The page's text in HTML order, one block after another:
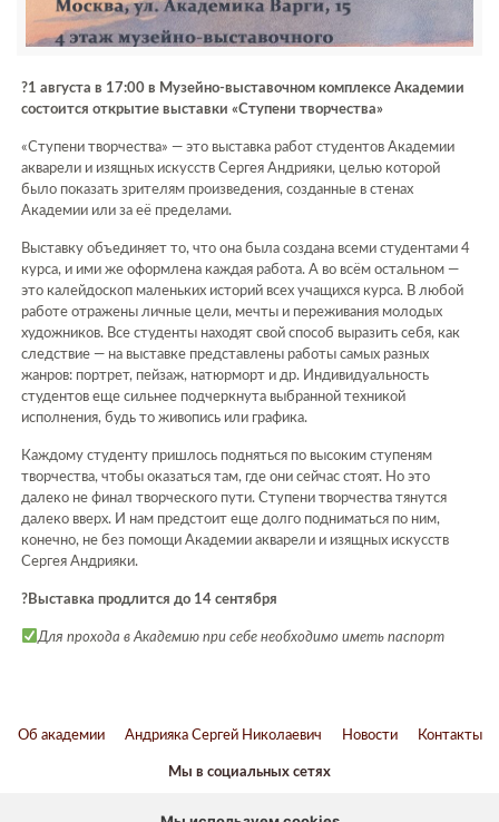
?1 августа в 17:00 в Музейно-выставочном комплексе Академии
состоится открытие выставки «Ступени творчества»
«Ступени творчества» — это выставка работ студентов Академии
акварели и изящных искусств Сергея Андрияки, целью которой
было показать зрителям произведения, созданные в стенах
Академии или за её пределами.
Выставку объединяет то, что она была создана всеми студентами 4
курса, и ими же оформлена каждая работа. А во всём остальном —
это калейдоскоп маленьких историй всех учащихся курса. В любой
работе отражены личные цели, мечты и переживания молодых
художников. Все студенты находят свой способ выразить себя, как
следствие — на выставке представлены работы самых разных
жанров: портрет, пейзаж, натюрморт и др. Индивидуальность
студентов еще сильнее подчеркнута выбранной техникой
исполнения, будь то живопись или графика.
Каждому студенту пришлось подняться по высоким ступеням
творчества, чтобы оказаться там, где они сейчас стоят. Но это
далеко не финал творческого пути. Ступени творчества тянутся
далеко вверх. И нам предстоит еще долго подниматься по ним,
конечно, не без помощи Академии акварели и изящных искусств
Сергея Андрияки.
?Выставка продлится до 14 сентября
Для прохода в Академию при себе необходимо иметь паспорт
Об академии Андрияка Сергей Николаевич Новости Контакты
Мы в социальных сетях